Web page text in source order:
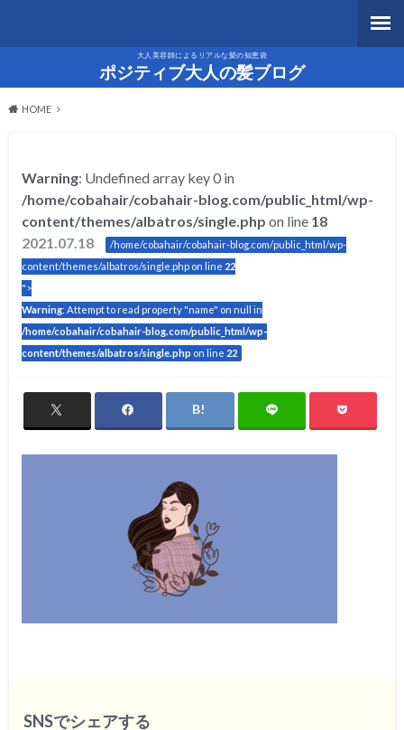
大人美容師によるリアルな髪の知恵袋
ポジティブ大人の髪ブログ
HOME
Warning: Undefined array key 0 in
/home/cobahair/cobahair-blog.com/public_html/wp-
content/themes/albatros/single.php on line 18
2021.07.18
/home/cobahair/cobahair-blog.com/public_html/wp-
content/themes/albatros/single.php on line 22
">
Warning: Attempt to read property "name" on null in
/home/cobahair/cobahair-blog.com/public_html/wp-
content/themes/albatros/single.php on line 22
SNSでシェアする